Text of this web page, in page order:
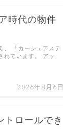
時代の物件
2026年8月6日
、 「カーシェアステ
れています。 アッ
トロールでき